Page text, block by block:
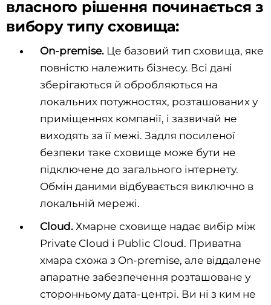
власного рішення починається з
вибору типу сховища:
On-premise. Це базовий тип сховища, яке
повністю належить бізнесу. Всі дані
зберігаються й обробляються на
локальних потужностях, розташованих у
приміщеннях компанії, і зазвичай не
виходять за її межі. Задля посиленої
безпеки таке сховище може бути не
підключене до загального інтернету.
Обмін даними відбувається виключно в
локальній мережі.
Cloud. Хмарне сховище надає вибір між
Private Cloud і Public Cloud. Приватна
хмара схожа з On-premise, але віддалене
апаратне забезпечення розташоване у
сторонньому дата-центрі. Ви ні з ким не